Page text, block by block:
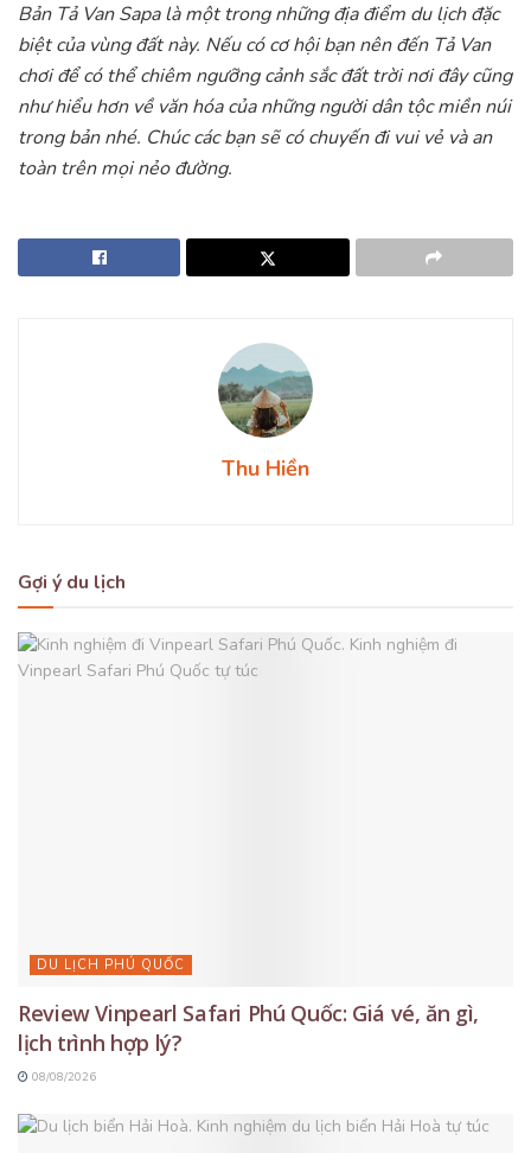
Bản Tả Van Sapa là một trong những địa điểm du lịch đặc
biệt của vùng đất này. Nếu có cơ hội bạn nên đến Tả Van
chơi để có thể chiêm ngưỡng cảnh sắc đất trời nơi đây cũng
như hiểu hơn về văn hóa của những người dân tộc miền núi
trong bản nhé. Chúc các bạn sẽ có chuyến đi vui vẻ và an
toàn trên mọi nẻo đường.
Thu Hiền
Gợi ý du lịch
DU LỊCH PHÚ QUỐC
Review Vinpearl Safari Phú Quốc: Giá vé, ăn gì,
lịch trình hợp lý?
08/08/2026